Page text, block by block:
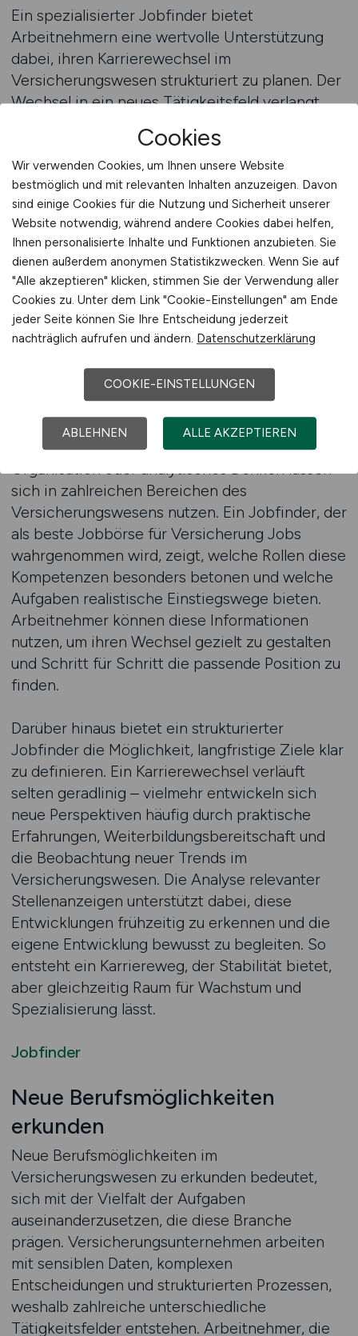
Ein spezialisierter Jobfinder bietet
Arbeitnehmern eine wertvolle Unterstützung
dabei, ihren Karrierewechsel im
Versicherungswesen strukturiert zu planen. Der
Wechsel in ein neues Tätigkeitsfeld verlangt
für die unterschiedlichen Anforderungen der
Branche. Ein Jobfinder erleichtert den Prozess,
indem er veröffentlichte Stellenanzeigen nach
individuellen Kriterien filtert und zeigt, welche
Aufgabenbereiche besonders gut für den
Wechsel geeignet sind. Arbeitnehmer können
gezielt nach Tätigkeiten suchen, die ihren
bisherigen Stärken entsprechen, aber
gleichzeitig neue Entwicklungsmöglichkeiten
eröffnen.
Viele Karrierewechsel profitieren davon, dass
übertragbare Kompetenzen richtig erkannt und
eingesetzt werden. Fähigkeiten wie
Kommunikationsvermögen, Genauigkeit,
Organisation oder analytisches Denken lassen
sich in zahlreichen Bereichen des
Versicherungswesens nutzen. Ein Jobfinder, der
als beste Jobbörse für Versicherung Jobs
wahrgenommen wird, zeigt, welche Rollen diese
Kompetenzen besonders betonen und welche
Aufgaben realistische Einstiegswege bieten.
Arbeitnehmer können diese Informationen
nutzen, um ihren Wechsel gezielt zu gestalten
und Schritt für Schritt die passende Position zu
finden.
Darüber hinaus bietet ein strukturierter
Jobfinder die Möglichkeit, langfristige Ziele klar
zu definieren. Ein Karrierewechsel verläuft
selten geradlinig – vielmehr entwickeln sich
neue Perspektiven häufig durch praktische
Erfahrungen, Weiterbildungsbereitschaft und
die Beobachtung neuer Trends im
Versicherungswesen. Die Analyse relevanter
Stellenanzeigen unterstützt dabei, diese
Entwicklungen frühzeitig zu erkennen und die
eigene Entwicklung bewusst zu begleiten. So
entsteht ein Karriereweg, der Stabilität bietet,
aber gleichzeitig Raum für Wachstum und
Spezialisierung lässt.
Jobfinder
Neue Berufsmöglichkeiten
erkunden
Neue Berufsmöglichkeiten im
Versicherungswesen zu erkunden bedeutet,
sich mit der Vielfalt der Aufgaben
auseinanderzusetzen, die diese Branche
prägen. Versicherungsunternehmen arbeiten
mit sensiblen Daten, komplexen
Entscheidungen und strukturierten Prozessen,
weshalb zahlreiche unterschiedliche
Tätigkeitsfelder entstehen. Arbeitnehmer, die
Cookies
Wir verwenden Cookies, um Ihnen unsere Website
bestmöglich und mit relevanten Inhalten anzuzeigen. Davon
sind einige Cookies für die Nutzung und Sicherheit unserer
Website notwendig, während andere Cookies dabei helfen,
Ihnen personalisierte Inhalte und Funktionen anzubieten. Sie
dienen außerdem anonymen Statistikzwecken. Wenn Sie auf
"Alle akzeptieren" klicken, stimmen Sie der Verwendung aller
Cookies zu. Unter dem Link "Cookie-Einstellungen" am Ende
jeder Seite können Sie Ihre Entscheidung jederzeit
nachträglich aufrufen und ändern. Datenschutzerklärung
COOKIE-EINSTELLUNGEN
ABLEHNEN ALLE AKZEPTIEREN